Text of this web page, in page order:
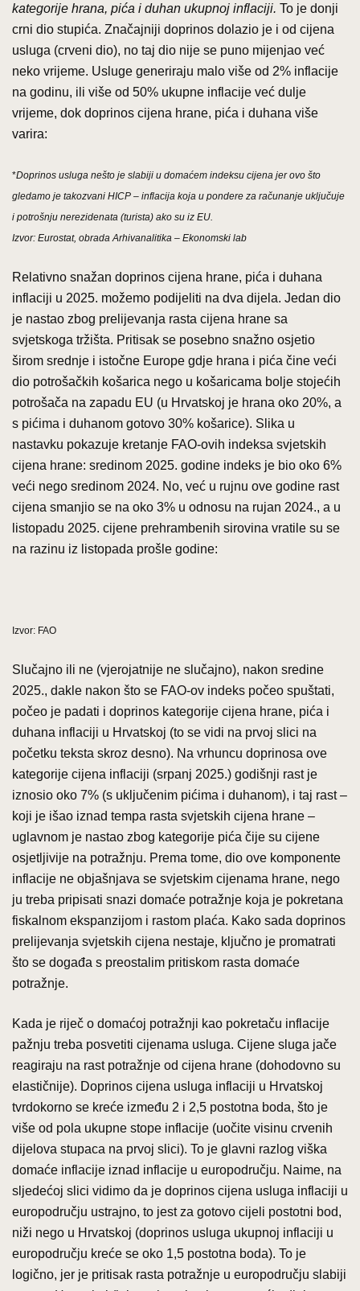
kategorije hrana, pića i duhan ukupnoj inflaciji. To je donji
crni dio stupića. Značajniji doprinos dolazio je i od cijena
usluga (crveni dio), no taj dio nije se puno mijenjao već
neko vrijeme. Usluge generiraju malo više od 2% inflacije
na godinu, ili više od 50% ukupne inflacije već dulje
vrijeme, dok doprinos cijena hrane, pića i duhana više
varira:
*Doprinos usluga nešto je slabiji u domaćem indeksu cijena jer ovo što
gledamo je takozvani HICP – inflacija koja u pondere za računanje uključuje
i potrošnju nerezidenata (turista) ako su iz EU.
Izvor: Eurostat, obrada Arhivanalitika – Ekonomski lab
Relativno snažan doprinos cijena hrane, pića i duhana
inflaciji u 2025. možemo podijeliti na dva dijela. Jedan dio
je nastao zbog prelijevanja rasta cijena hrane sa
svjetskoga tržišta. Pritisak se posebno snažno osjetio
širom srednje i istočne Europe gdje hrana i pića čine veći
dio potrošačkih košarica nego u košaricama bolje stojećih
potrošača na zapadu EU (u Hrvatskoj je hrana oko 20%, a
s pićima i duhanom gotovo 30% košarice). Slika u
nastavku pokazuje kretanje FAO-ovih indeksa svjetskih
cijena hrane: sredinom 2025. godine indeks je bio oko 6%
veći nego sredinom 2024. No, već u rujnu ove godine rast
cijena smanjio se na oko 3% u odnosu na rujan 2024., a u
listopadu 2025. cijene prehrambenih sirovina vratile su se
na razinu iz listopada prošle godine:
Izvor: FAO
Slučajno ili ne (vjerojatnije ne slučajno), nakon sredine
2025., dakle nakon što se FAO-ov indeks počeo spuštati,
počeo je padati i doprinos kategorije cijena hrane, pića i
duhana inflaciji u Hrvatskoj (to se vidi na prvoj slici na
početku teksta skroz desno). Na vrhuncu doprinosa ove
kategorije cijena inflaciji (srpanj 2025.) godišnji rast je
iznosio oko 7% (s uključenim pićima i duhanom), i taj rast –
koji je išao iznad tempa rasta svjetskih cijena hrane –
uglavnom je nastao zbog kategorije pića čije su cijene
osjetljivije na potražnju. Prema tome, dio ove komponente
inflacije ne objašnjava se svjetskim cijenama hrane, nego
ju treba pripisati snazi domaće potražnje koja je pokretana
fiskalnom ekspanzijom i rastom plaća. Kako sada doprinos
prelijevanja svjetskih cijena nestaje, ključno je promatrati
što se događa s preostalim pritiskom rasta domaće
potražnje.
Kada je riječ o domaćoj potražnji kao pokretaču inflacije
pažnju treba posvetiti cijenama usluga. Cijene sluga jače
reagiraju na rast potražnje od cijena hrane (dohodovno su
elastičnije). Doprinos cijena usluga inflaciji u Hrvatskoj
tvrdokorno se kreće između 2 i 2,5 postotna boda, što je
više od pola ukupne stope inflacije (uočite visinu crvenih
dijelova stupaca na prvoj slici). To je glavni razlog viška
domaće inflacije iznad inflacije u europodručju. Naime, na
sljedećoj slici vidimo da je doprinos cijena usluga inflaciji u
europodručju ustrajno, to jest za gotovo cijeli postotni bod,
niži nego u Hrvatskoj (doprinos usluga ukupnoj inflaciji u
europodručju kreće se oko 1,5 postotna boda). To je
logično, jer je pritisak rasta potražnje u europodručju slabiji